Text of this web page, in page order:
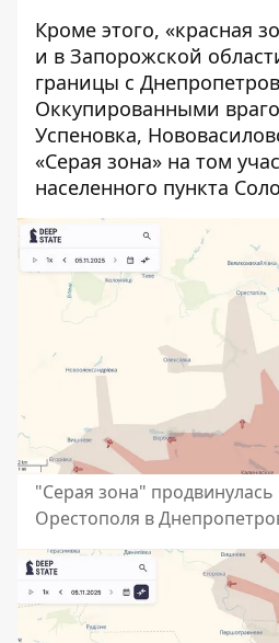
Кроме этого, «красная
и в Запорожской
границы с
Оккупированными
Успеновка,
«Серая зона» на том
населенного пункта
"Серая зона"
Орестополя в